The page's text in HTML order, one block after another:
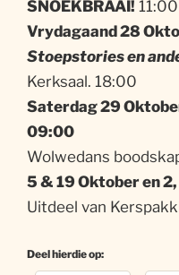
SNOEKBRAAI!
Vrydagaand 28
Stoepstories en
Kerksaal. 18:00
Saterdag 29
09:00
Wolwedans
5 & 19 Oktober en
Uitdeel van
Deel hierdie op: